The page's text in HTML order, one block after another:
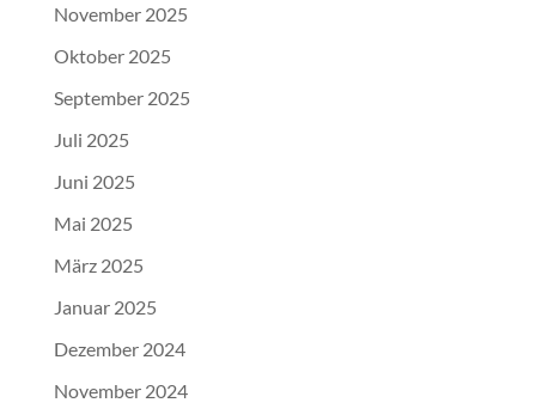
November 2025
Oktober 2025
September 2025
Juli 2025
Juni 2025
Mai 2025
März 2025
Januar 2025
Dezember 2024
November 2024